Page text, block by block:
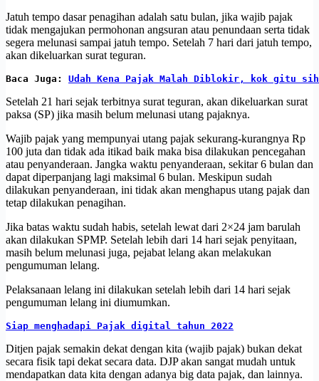
Jatuh tempo dasar penagihan adalah satu bulan, jika wajib pajak
tidak mengajukan permohonan angsuran atau penundaan serta tidak
segera melunasi sampai jatuh tempo. Setelah 7 hari dari jatuh tempo,
akan dikeluarkan surat teguran.
Baca Juga: Udah Kena Pajak Malah Diblokir, kok gitu sih
Setelah 21 hari sejak terbitnya surat teguran, akan dikeluarkan surat
paksa (SP) jika masih belum melunasi utang pajaknya.
Wajib pajak yang mempunyai utang pajak sekurang-kurangnya Rp
100 juta dan tidak ada itikad baik maka bisa dilakukan pencegahan
atau penyanderaan. Jangka waktu penyanderaan, sekitar 6 bulan dan
dapat diperpanjang lagi maksimal 6 bulan. Meskipun sudah
dilakukan penyanderaan, ini tidak akan menghapus utang pajak dan
tetap dilakukan penagihan.
Jika batas waktu sudah habis, setelah lewat dari 2×24 jam barulah
akan dilakukan SPMP. Setelah lebih dari 14 hari sejak penyitaan,
masih belum melunasi juga, pejabat lelang akan melakukan
pengumuman lelang.
Pelaksanaan lelang ini dilakukan setelah lebih dari 14 hari sejak
pengumuman lelang ini diumumkan.
Siap menghadapi Pajak digital tahun 2022
Ditjen pajak semakin dekat dengan kita (wajib pajak) bukan dekat
secara fisik tapi dekat secara data. DJP akan sangat mudah untuk
mendapatkan data kita dengan adanya big data pajak, dan lainnya.